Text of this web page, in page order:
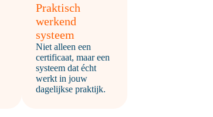
Praktisch
werkend
systeem
Niet alleen een
certificaat, maar een
systeem dat écht
werkt in jouw
dagelijkse praktijk.